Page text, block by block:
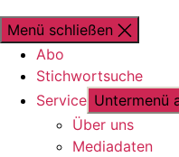
Menü schließen
Abo
Stichwortsuche
Service Untermenü
Über uns
Mediadaten